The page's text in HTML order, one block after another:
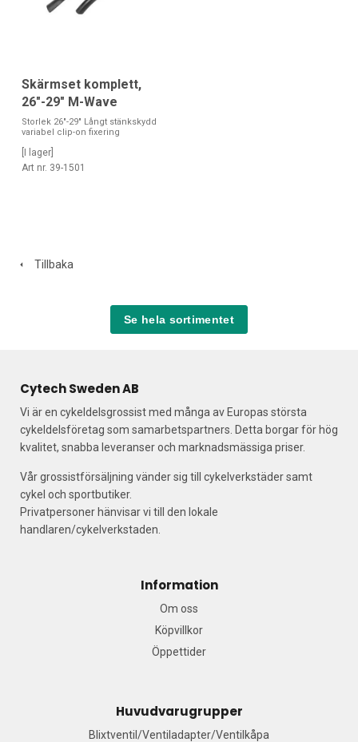
Skärmset komplett,
26"-29" M-Wave
Storlek 26"-29" Långt stänkskydd
variabel clip-on fixering
[I lager]
Art nr. 39-1501
Tillbaka
Se hela sortimentet
Cytech Sweden AB
Vi är en cykeldelsgrossist med många av Europas största
cykeldelsföretag som samarbetspartners. Detta borgar för hög
kvalitet, snabba leveranser och marknadsmässiga priser.
Vår grossistförsäljning vänder sig till cykelverkstäder samt
cykel och sportbutiker.
Privatpersoner hänvisar vi till den lokale
handlaren/cykelverkstaden.
Information
Om oss
Köpvillkor
Öppettider
Huvudvarugrupper
Blixtventil/Ventiladapter/Ventilkåpa